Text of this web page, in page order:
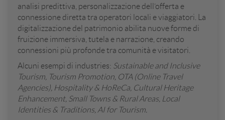
analisi predittiva, personalizzazione dell’offerta e
connessione diretta tra operatori locali e viaggiatori. La
digitalizzazione del patrimonio abilita nuove forme di
fruizione immersiva, tutela e narrazione, creando
connessioni più profonde tra comunità e visitatori.
Alcuni esempi di industries: Sustainable and Inclusive
Tourism, Tourism Promotion, OTA (Online Travel
Agencies), Hospitality & HoReCa, Cultural Heritage
Enhancement, Small Towns & Rural Areas, Local
Identities & Traditions, AI for Tourism.